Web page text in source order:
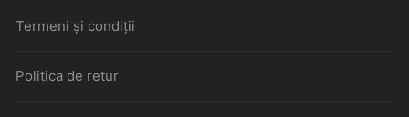
Termeni și condiții
Politica de retur